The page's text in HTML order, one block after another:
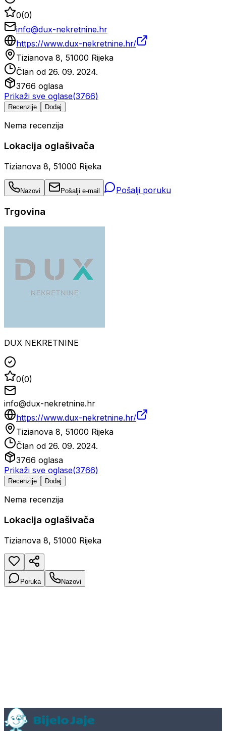
0(0)
info@dux-nekretnine.hr
https://www.dux-nekretnine.hr/
Tizianova 8, 51000 Rijeka
Član od 26. 09. 2024.
3766 oglasa
Prikaži sve oglase(3766)
Recenzije Dodaj
Nema recenzija
Lokacija oglašivača
Tizianova 8, 51000 Rijeka
Nazovi Pošalji e-mail Pošalji poruku
Trgovina
DUX NEKRETNINE
0(0)
info@dux-nekretnine.hr
https://www.dux-nekretnine.hr/
Tizianova 8, 51000 Rijeka
Član od 26. 09. 2024.
3766 oglasa
Prikaži sve oglase(3766)
Recenzije Dodaj
Nema recenzija
Lokacija oglašivača
Tizianova 8, 51000 Rijeka
Poruka Nazovi